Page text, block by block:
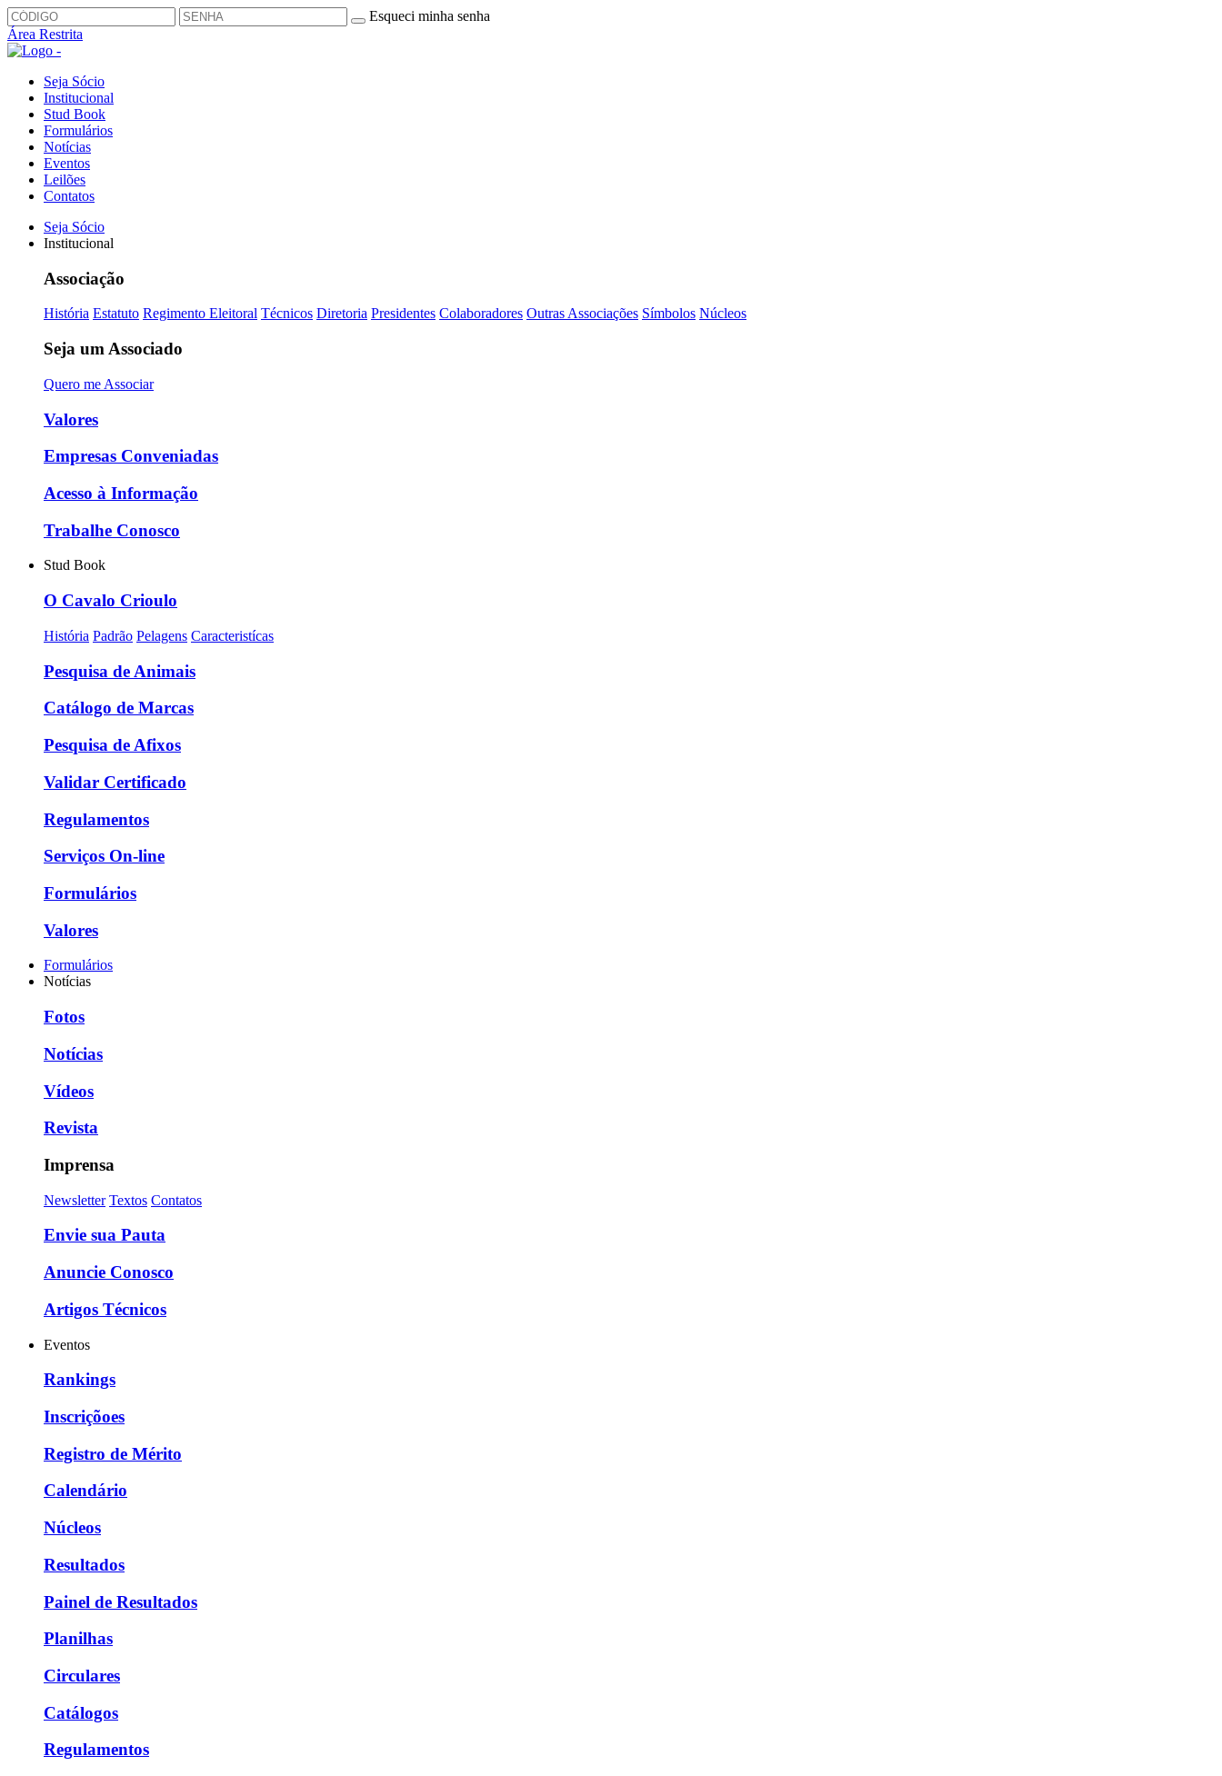
Esqueci minha senha
Área Restrita
Seja Sócio
Institucional
Stud Book
Formulários
Notícias
Eventos
Leilões
Contatos
Seja Sócio
Institucional
Associação
História Estatuto Regimento Eleitoral Técnicos Diretoria Presidentes Colaboradores Outras Associações Símbolos Núcleos
Seja um Associado
Quero me Associar
Valores
Empresas Conveniadas
Acesso à Informação
Trabalhe Conosco
Stud Book
O Cavalo Crioulo
História Padrão Pelagens Caracteristícas
Pesquisa de Animais
Catálogo de Marcas
Pesquisa de Afixos
Validar Certificado
Regulamentos
Serviços On-line
Formulários
Valores
Formulários
Notícias
Fotos
Notícias
Vídeos
Revista
Imprensa
Newsletter Textos Contatos
Envie sua Pauta
Anuncie Conosco
Artigos Técnicos
Eventos
Rankings
Inscriçõoes
Registro de Mérito
Calendário
Núcleos
Resultados
Painel de Resultados
Planilhas
Circulares
Catálogos
Regulamentos